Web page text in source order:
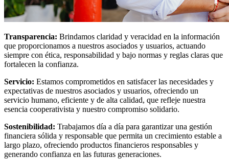
Transparencia: Brindamos claridad y veracidad en la información
que proporcionamos a nuestros asociados y usuarios, actuando
siempre con ética, responsabilidad y bajo normas y reglas claras que
fortalecen la confianza.
Servicio: Estamos comprometidos en satisfacer las necesidades y
expectativas de nuestros asociados y usuarios, ofreciendo un
servicio humano, eficiente y de alta calidad, que refleje nuestra
esencia cooperativista y nuestro compromiso solidario.
Sostenibilidad: Trabajamos día a día para garantizar una gestión
financiera sólida y responsable que permita un crecimiento estable a
largo plazo, ofreciendo productos financieros responsables y
generando confianza en las futuras generaciones.